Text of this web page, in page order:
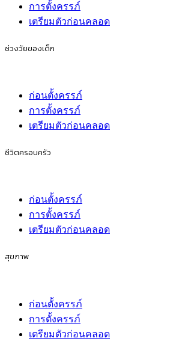
การตั้งครรภ์
เตรียมตัวก่อนคลอด
ช่วงวัยของเด็ก
ก่อนตั้งครรภ์
การตั้งครรภ์
เตรียมตัวก่อนคลอด
ชีวิตครอบครัว
ก่อนตั้งครรภ์
การตั้งครรภ์
เตรียมตัวก่อนคลอด
สุขภาพ
ก่อนตั้งครรภ์
การตั้งครรภ์
เตรียมตัวก่อนคลอด